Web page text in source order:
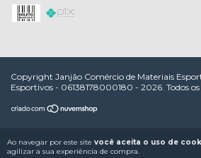
Ao navegar por este site você aceita o uso de
agilizar a sua experiência de compra.
Copyright Janjão Comércio de Materiais
Esportivos - 06138178000180 - 2026. Todos os